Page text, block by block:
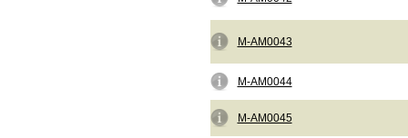
M-AM0043
M-AM0044
M-AM0045